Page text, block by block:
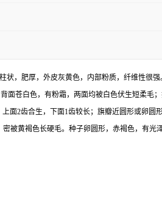
，肥厚，外皮灰黄色，内部粉质，纤维性很
面苍白色，有粉霜，两面均被白色伏生短柔毛
面2齿合生，下面1齿较长；旗瓣近圆形或卵
被黄褐色长硬毛。种子卵圆形，赤褐色，有光